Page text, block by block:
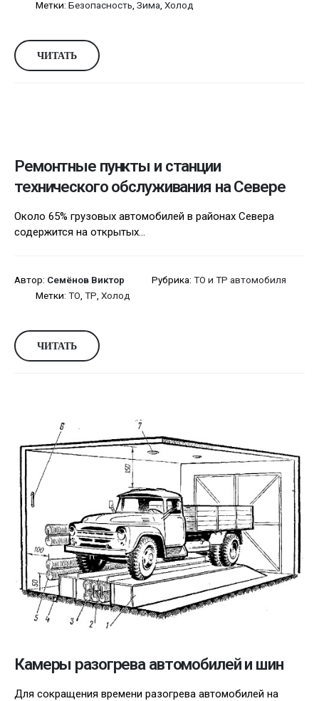
Метки: Безопасность Зима Холод
ЧИТАТЬ
Ремонтные пункты и станции
технического обслуживания на Севере
Около 65% грузовых автомобилей в районах Севера
содержится на открытых...
Автор: Семёнов Виктор Рубрика: ТО и ТР автомобиля
Метки: ТО ТР Холод
ЧИТАТЬ
Камеры разогрева автомобилей и шин
Для сокращения времени разогрева автомобилей на